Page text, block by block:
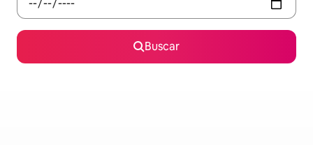
Buscar